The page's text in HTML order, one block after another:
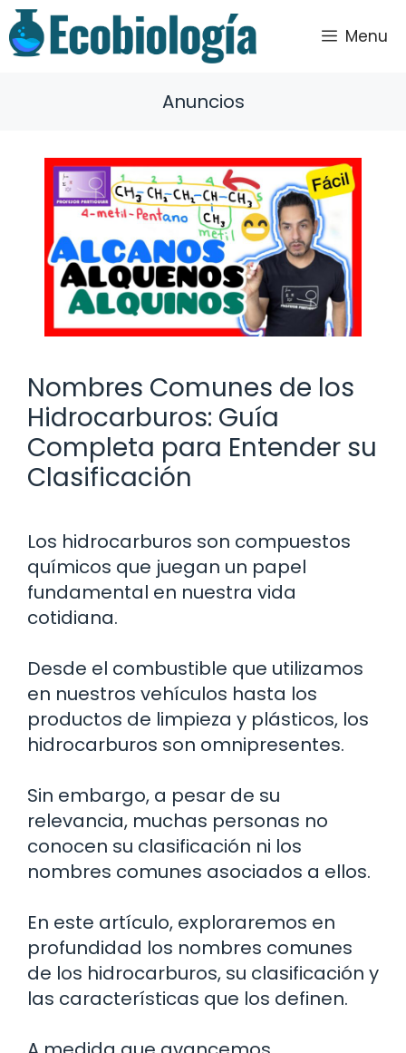
Saltar
al
contenido
Menu
Anuncios
Nombres Comunes de los
Hidrocarburos: Guía
Completa para Entender su
Clasificación
Los hidrocarburos son compuestos
químicos que juegan un papel
fundamental en nuestra vida
cotidiana.
Desde el combustible que utilizamos
en nuestros vehículos hasta los
productos de limpieza y plásticos, los
hidrocarburos son omnipresentes.
Sin embargo, a pesar de su
relevancia, muchas personas no
conocen su clasificación ni los
nombres comunes asociados a ellos.
En este artículo, exploraremos en
profundidad los nombres comunes
de los hidrocarburos, su clasificación y
las características que los definen.